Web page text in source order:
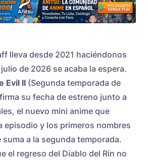
lleva desde 2021 haciéndonos
de 2026 se acaba la espera.
Evil II (Segunda temporada de
su fecha de estreno junto a
el nuevo mini anime que
episodio y los primeros nombres
suma a la segunda temporada.
el regreso del Diablo del Rin no